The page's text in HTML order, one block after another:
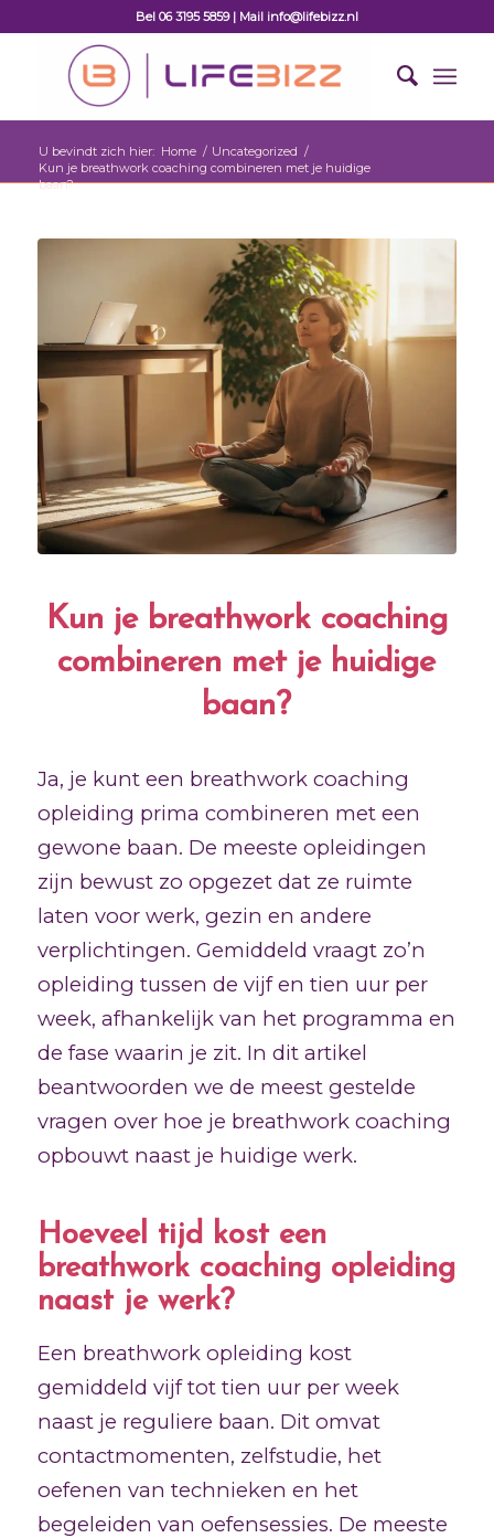
Bel 06 3195 5859 | Mail info@lifebizz.nl
U bevindt zich hier: Home / Uncategorized /
Kun je breathwork coaching combineren met je huidige
baan?
Kun je breathwork coaching
combineren met je huidige
baan?
Ja, je kunt een breathwork coaching
opleiding prima combineren met een
gewone baan. De meeste opleidingen
zijn bewust zo opgezet dat ze ruimte
laten voor werk, gezin en andere
verplichtingen. Gemiddeld vraagt zo’n
opleiding tussen de vijf en tien uur per
week, afhankelijk van het programma en
de fase waarin je zit. In dit artikel
beantwoorden we de meest gestelde
vragen over hoe je breathwork coaching
opbouwt naast je huidige werk.
Hoeveel tijd kost een
breathwork coaching opleiding
naast je werk?
Een breathwork opleiding kost
gemiddeld vijf tot tien uur per week
naast je reguliere baan. Dit omvat
contactmomenten, zelfstudie, het
oefenen van technieken en het
begeleiden van oefensessies. De meeste